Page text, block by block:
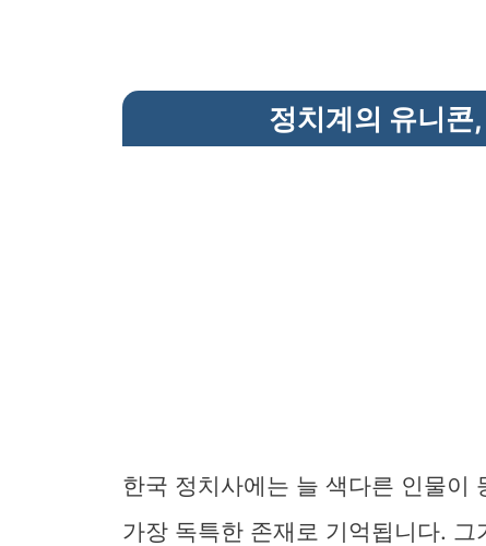
정치계의 유니콘
한국 정치사에는 늘 색다른 인물이
가장 독특한 존재로 기억됩니다.